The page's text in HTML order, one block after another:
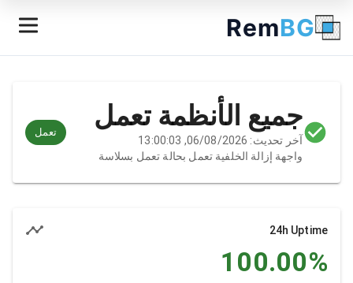
RemBG
جميع الأنظمة تعمل
آخر تحديث: 06/08/2026, 13:00:03
واجهة إزالة الخلفية تعمل بحالة تعمل بسلاسة
تعمل
24h Uptime
100.00%